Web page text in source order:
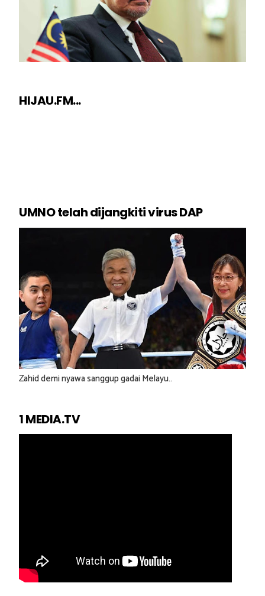
HIJAU.FM...
UMNO telah dijangkiti virus DAP
Zahid demi nyawa sanggup gadai Melayu..
1 MEDIA.TV